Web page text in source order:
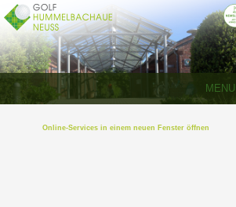
MENU
Online-Services in einem neuen Fenster öffnen